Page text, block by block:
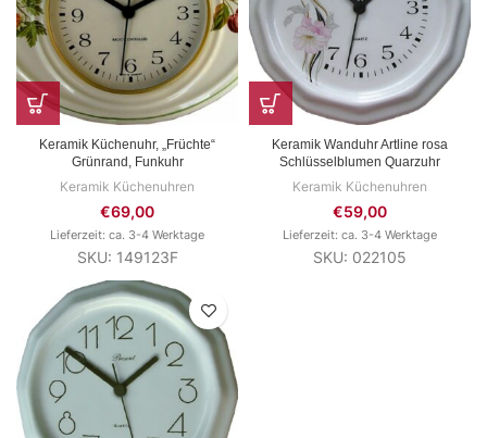
Keramik Küchenuhr, „Früchte“
Grünrand, Funkuhr
Keramik Küchenuhren
€69,00
Lieferzeit: ca. 3-4 Werktage
SKU: 149123F
Keramik Wanduhr Artline rosa
Schlüsselblumen Quarzuhr
Keramik Küchenuhren
€59,00
Lieferzeit: ca. 3-4 Werktage
SKU: 022105